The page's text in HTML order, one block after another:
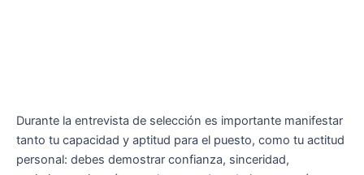
Durante la entrevista de selección es importante manifestar
tanto tu capacidad y aptitud para el puesto, como tu actitud
personal: debes demostrar confianza, sinceridad,